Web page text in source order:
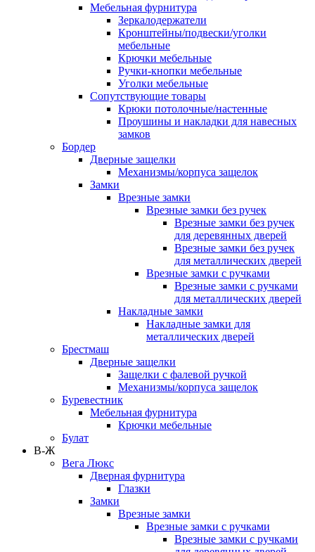
Мебельная фурнитура
Зеркалодержатели
Кронштейны/подвески/уголки
мебельные
Крючки мебельные
Ручки-кнопки мебельные
Уголки мебельные
Сопутствующие товары
Крюки потолочные/настенные
Проушины и накладки для навесных
замков
Бордер
Дверные защелки
Механизмы/корпуса защелок
Замки
Врезные замки
Врезные замки без ручек
Врезные замки без ручек
для деревянных дверей
Врезные замки без ручек
для металлических дверей
Врезные замки с ручками
Врезные замки с ручками
для металлических дверей
Накладные замки
Накладные замки для
металлических дверей
Брестмаш
Дверные защелки
Защелки с фалевой ручкой
Механизмы/корпуса защелок
Буревестник
Мебельная фурнитура
Крючки мебельные
Булат
В-Ж
Вега Люкс
Дверная фурнитура
Глазки
Замки
Врезные замки
Врезные замки с ручками
Врезные замки с ручками